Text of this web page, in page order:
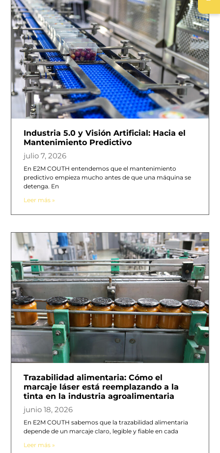
Industria 5.0 y Visión Artificial: Hacia el
Mantenimiento Predictivo
julio 7, 2026
En E2M COUTH entendemos que el mantenimiento
predictivo empieza mucho antes de que una máquina se
detenga. En
Leer más »
Trazabilidad alimentaria: Cómo el
marcaje láser está reemplazando a la
tinta en la industria agroalimentaria
junio 18, 2026
En E2M COUTH sabemos que la trazabilidad alimentaria
depende de un marcaje claro, legible y fiable en cada
Leer más »